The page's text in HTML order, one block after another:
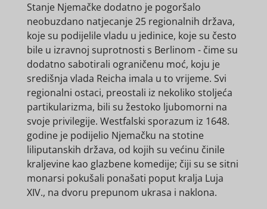
Stanje Njemačke dodatno je pogoršalo
neobuzdano natjecanje 25 regionalnih država,
koje su podijelile vladu u jedinice, koje su često
bile u izravnoj suprotnosti s Berlinom - čime su
dodatno sabotirali ograničenu moć, koju je
središnja vlada Reicha imala u to vrijeme. Svi
regionalni ostaci, preostali iz nekoliko stoljeća
partikularizma, bili su žestoko ljubomorni na
svoje privilegije. Westfalski sporazum iz 1648.
godine je podijelio Njemačku na stotine
liliputanskih država, od kojih su većinu činile
kraljevine kao glazbene komedije; čiji su se sitni
monarsi pokušali ponašati poput kralja Luja
XIV., na dvoru prepunom ukrasa i naklona.